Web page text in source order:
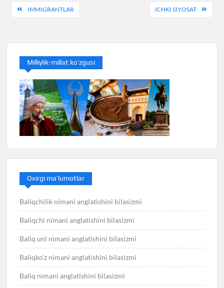
PostIMMIGRANTLAR ICHKI SIYOSAT
Milliylik-millat ko’zgusi
Oxirgi ma’lumotlar
Baliqchilik nimani anglatishini bilasizmi
Baliqchi nimani anglatishini bilasizmi
Baliq uni nimani anglatishini bilasizmi
Baliqko’z nimani anglatishini bilasizmi
Baliq nimani anglatishini bilasizmi